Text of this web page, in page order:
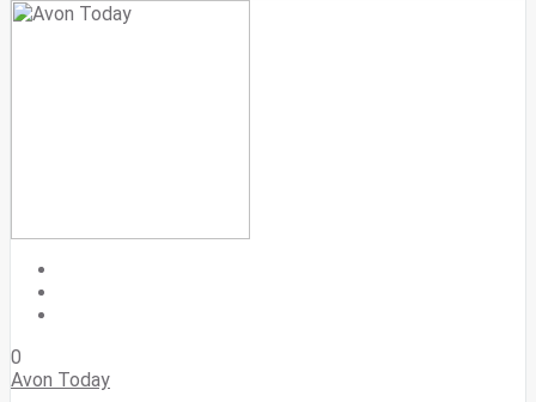
0
Avon Today